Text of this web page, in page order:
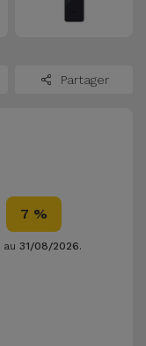
Partager
7 %
au 31/08/2026.